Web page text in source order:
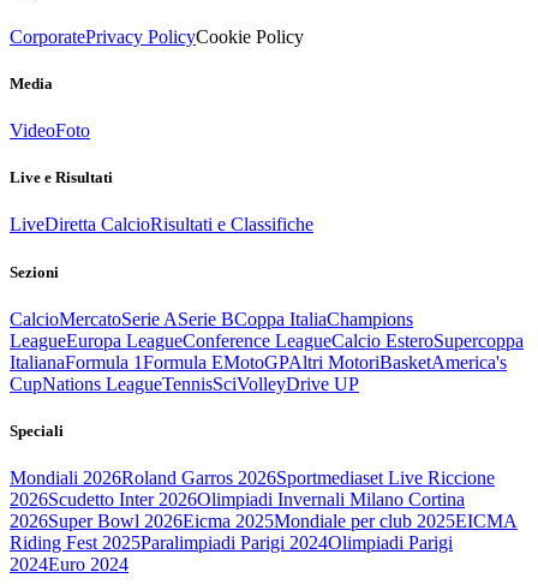
CorporatePrivacy PolicyCookie Policy
Media
VideoFoto
Live e Risultati
LiveDiretta CalcioRisultati e Classifiche
Sezioni
CalcioMercatoSerie ASerie BCoppa ItaliaChampions
LeagueEuropa LeagueConference LeagueCalcio EsteroSupercoppa
ItalianaFormula 1Formula EMotoGPAltri MotoriBasketAmerica's
CupNations LeagueTennisSciVolleyDrive UP
Speciali
Mondiali 2026Roland Garros 2026Sportmediaset Live Riccione
2026Scudetto Inter 2026Olimpiadi Invernali Milano Cortina
2026Super Bowl 2026Eicma 2025Mondiale per club 2025EICMA
Riding Fest 2025Paralimpiadi Parigi 2024Olimpiadi Parigi
2024Euro 2024